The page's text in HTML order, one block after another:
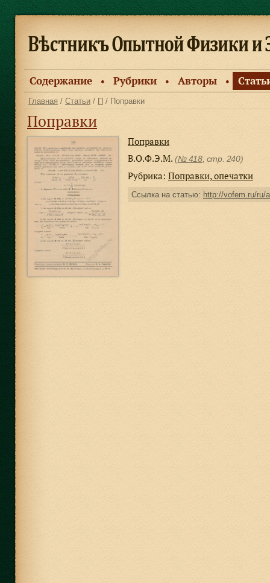
Содержание ● Рубрики ● Авторы ●
Главная / Статьи / П / Поправки
Поправки
Поправки
В.О.Ф.Э.М. (№ 418, стр. 240)
Рубрика: Поправки, опечатки
Ссылка на статью: http://vofem.ru/ru/